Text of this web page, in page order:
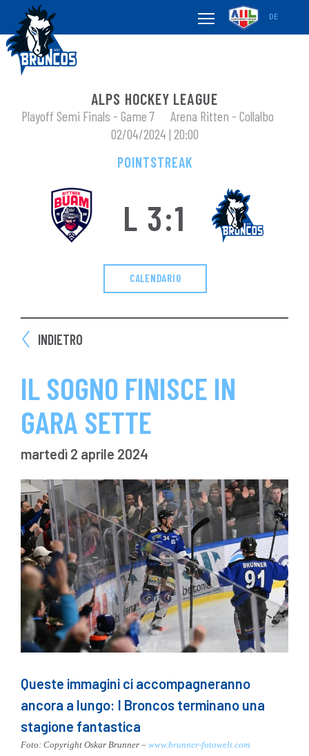
DE
ALPS HOCKEY LEAGUE
Playoff Semi Finals - Game 7
Arena Ritten - Collalbo
02/04/2024 | 20:00
POINTSTREAK
L 3:1
CALENDARIO
INDIETRO
IL SOGNO FINISCE IN
GARA SETTE
martedì 2 aprile 2024
Queste immagini ci accompagneranno
ancora a lungo: I Broncos terminano una
stagione fantastica
Foto: Copyright Oskar Brunner – www.brunner-fotowelt.com